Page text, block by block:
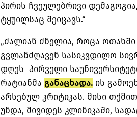
პირის ჩვეულებრივი
ტყუილსაც შეიცავს.“
„ძალიან ძნელია, როცა
გვლანძღავენ სასიკვდილო
დღეს პირველი
რატიანმა განაცხადა. ის
არსებულ კრიტიკას. მისი
უნდა, მივიდეს კლინიკაში,